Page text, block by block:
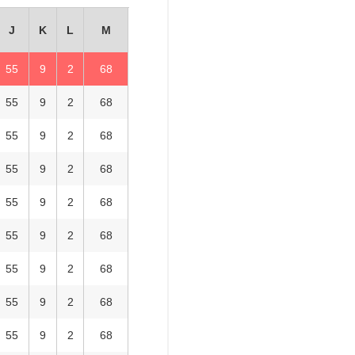
J K L M
55 9 2 68
55 9 2 68
55 9 2 68
55 9 2 68
55 9 2 68
55 9 2 68
55 9 2 68
55 9 2 68
55 9 2 68